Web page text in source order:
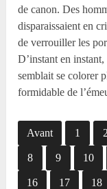
de canon. Des
disparaissaient en
de verrouiller les
D’instant en
semblait se colorer
formidable de
Avant 1 2
8 9 10
16 17 18